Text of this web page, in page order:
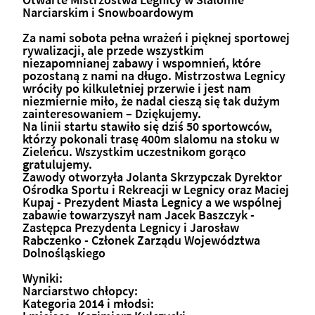
Narciarskim i Snowboardowym
Za nami sobota pełna wrażeń i pięknej sportowej
rywalizacji, ale przede wszystkim
niezapomnianej zabawy i wspomnień, które
pozostaną z nami na długo. Mistrzostwa Legnicy
wróciły po kilkuletniej przerwie i jest nam
niezmiernie miło, że nadal cieszą się tak dużym
zainteresowaniem – Dziękujemy.
Na linii startu stawiło się dziś 50 sportowców,
którzy pokonali trasę 400m slalomu na stoku w
Zieleńcu. Wszystkim uczestnikom gorąco
gratulujemy.
Zawody otworzyła Jolanta Skrzypczak Dyrektor
Ośrodka Sportu i Rekreacji w Legnicy oraz Maciej
Kupaj - Prezydent Miasta Legnicy a we wspólnej
zabawie towarzyszył nam Jacek Baszczyk -
Zastępca Prezydenta Legnicy i Jarosław
Rabczenko - Członek Zarządu Województwa
Dolnośląskiego
Wyniki:
Narciarstwo chłopcy:
Kategoria 2014 i młodsi: